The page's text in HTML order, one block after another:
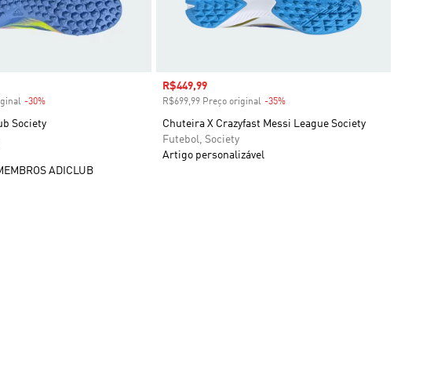
-30%
Society
ADICLUB
Preço com desconto
R$449,99
R$699,99 Preço original -35%Desconto
Chuteira X Crazyfast Messi League Society
Futebol, Society
Artigo personalizável